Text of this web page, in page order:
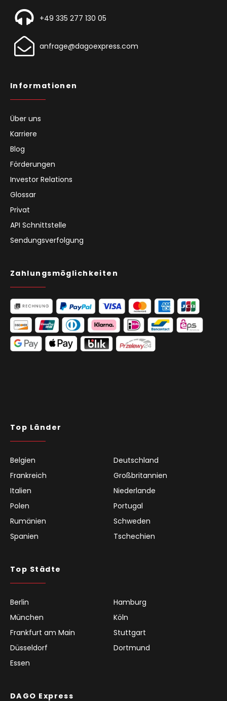
+49 335 277 130 05
anfrage@dagoexpress.com
Informationen
Über uns
Karriere
Blog
Förderungen
Investor Relations
Glossar
Privat
API Schnittstelle
Sendungsverfolgung
Zahlungsmöglichkeiten
Top Länder
Belgien
Deutschland
Frankreich
Großbritannien
Italien
Niederlande
Polen
Portugal
Rumänien
Schweden
Spanien
Tschechien
Top Städte
Berlin
Hamburg
München
Köln
Frankfurt am Main
Stuttgart
Düsseldorf
Dortmund
Essen
DAGO Express